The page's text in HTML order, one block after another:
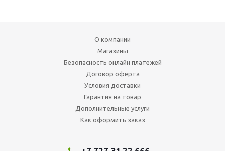
О компании
Магазины
Безопасность онлайн платежей
Договор оферта
Условия доставки
Гарантия на товар
Дополнительные услуги
Как оформить заказ